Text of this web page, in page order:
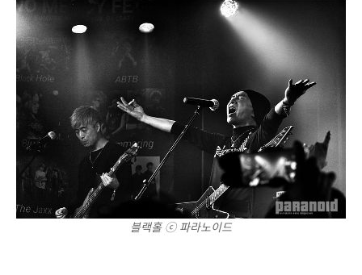
블랙홀 ⓒ 파라노이드